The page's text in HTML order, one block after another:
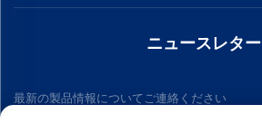
ニュースレター
最新の製品情報についてご連絡ください